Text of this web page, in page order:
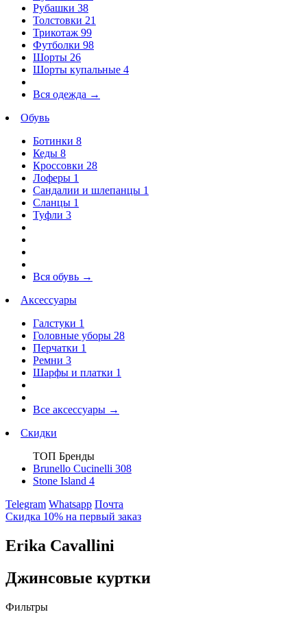
Рубашки 38
Толстовки 21
Трикотаж 99
Футболки 98
Шорты 26
Шорты купальные 4
Вся одежда →
Обувь
Ботинки 8
Кеды 8
Кроссовки 28
Лоферы 1
Сандалии и шлепанцы 1
Сланцы 1
Туфли 3
Вся обувь →
Аксессуары
Галстуки 1
Головные уборы 28
Перчатки 1
Ремни 3
Шарфы и платки 1
Все аксессуары →
Скидки
ТОП Бренды
Brunello Cucinelli 308
Stone Island 4
Telegram Whatsapp Почта
Скидка 10% на первый заказ
Erika Cavallini
Джинсовые куртки
Фильтры